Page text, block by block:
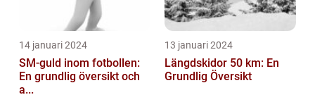
14 januari 2024
SM-guld inom fotbollen:
En grundlig översikt och
a...
13 januari 2024
Längdskidor 50 km: En
Grundlig Översikt